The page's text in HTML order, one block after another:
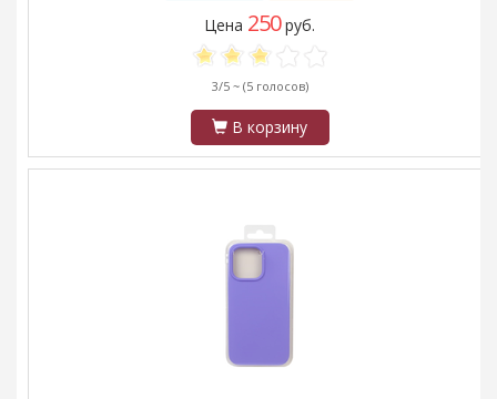
Цена 250руб.
3/5 ~ (5 голосов)
В корзину